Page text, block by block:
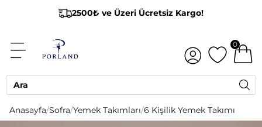
2500₺ ve Üzeri Ücretsiz Kargo!
0
Anasayfa/Sofra/Yemek Takımları/6 Kişilik Yemek Takımı